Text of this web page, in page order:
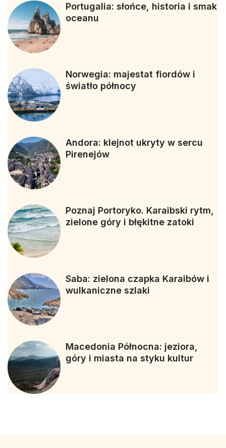
Portugalia: słońce, historia i smak
oceanu
Norwegia: majestat fiordów i
światło północy
Andora: klejnot ukryty w sercu
Pirenejów
Poznaj Portoryko. Karaibski rytm,
zielone góry i błękitne zatoki
Saba: zielona czapka Karaibów i
wulkaniczne szlaki
Macedonia Północna: jeziora,
góry i miasta na styku kultur